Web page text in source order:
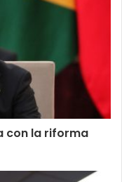
con la riforma